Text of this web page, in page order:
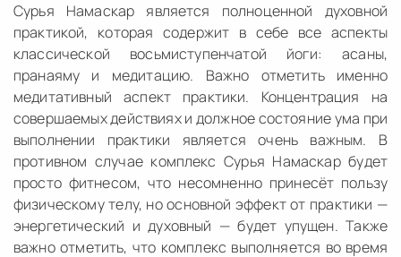
Сурья Намаскар является полноценной духовной
практикой, которая содержит в себе все аспекты
классической восьмиступенчатой йоги: асаны,
пранаяму и медитацию. Важно отметить именно
медитативный аспект практики. Концентрация на
совершаемых действиях и должное состояние ума при
выполнении практики является очень важным. В
противном случае комплекс Сурья Намаскар будет
просто фитнесом, что несомненно принесёт пользу
физическому телу, но основной эффект от практики —
энергетический и духовный — будет упущен. Также
важно отметить, что комплекс выполняется во время